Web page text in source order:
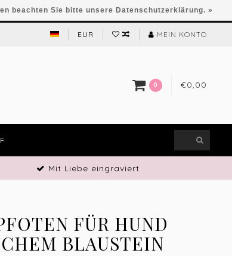
EUR MEIN KONTO
0 €0,00
Mit Liebe eingraviert
FÜR HUND
BLAUSTEIN
beachten Sie bitte unsere Datenschutzerklärung. »